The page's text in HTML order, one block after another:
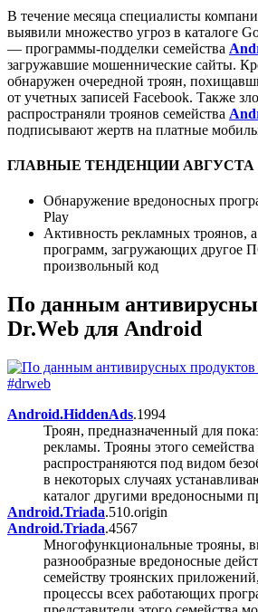
В течение месяца специалисты
выявили множество угроз в каталоге
— программы-подделки семейства
загружавшие мошеннические сайты.
обнаружен очередной троян,
от учетных записей Facebook. Также
распространяли троянов семейства
подписывают жертв на платные
ГЛАВНЫЕ ТЕНДЕНЦИИ АВГУСТА
Обнаружение вредоносных
Play
Активность рекламных троянов,
программ, загружающих другое
произвольный код
По данным
Dr.Web для Android
Android.HiddenAds.1994
Троян, предназначенный для
рекламы. Трояны этого семейства
распространяются под видом
в некоторых случаях
каталог другими вредоносными
Android.Triada.510.origin
Android.Triada.4567
Многофункциональные трояны,
разнообразные вредоносные
семейству троянских
процессы всех работающих